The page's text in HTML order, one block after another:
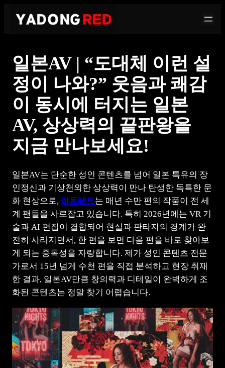
일본AV | “도대체 이런 설
정이 나와?” 웃음과 쾌감
이 동시에 터지는 일본
AV, 상상력의 끝판왕을
지금 만나보세요!
일본AV는 단순한 성인 콘텐츠를 넘어 일본 특유의 장
인정신과 기상천외한 상상력이 만나 탄생한 독특한 문
화 현상으로, 야동레드는 매년 수만 편의 작품이 전 세
계 팬들을 사로잡고 있습니다. 특히 2026년에는 VR 기
술과 AI 편집이 결합되어 현실과 판타지의 경계가 완
전히 사라지면서, 한 편을 보면 다음 편을 바로 찾아보
게 되는 중독성을 자랑합니다. 제가 성인 콘텐츠 전문
가로서 15년 넘게 수천 편을 직접 분석하고 현장 취재
한 결과, 일본AV만큼 창의력과 디테일이 완벽하게 조
화된 콘텐츠는 정말 찾기 어렵습니다.